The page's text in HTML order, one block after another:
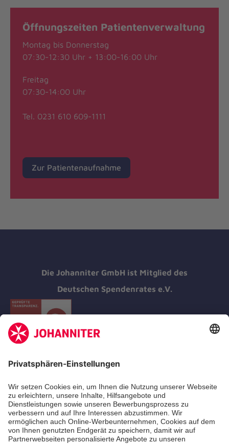
Öffnungszeiten Patientenverwaltung
Montag bis Donnerstag
07:30-12:30 Uhr + 13:00-16:00 Uhr
Freitag
07:30-14:00 Uhr
Tel. 0231 610 609-1111
Zur Patientenaufnahme
Die Johanniter GmbH ist Mitglied des
Deutschen Spendenrates e.V.
Klinik am Stein